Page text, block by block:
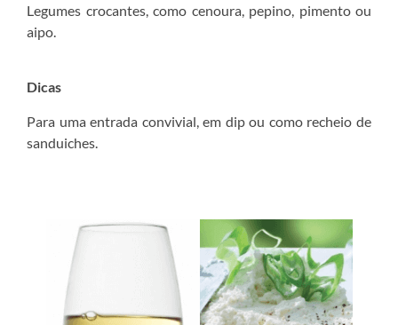
Legumes crocantes, como cenoura, pepino, pimento ou
aipo.
Dicas
Para uma entrada convivial, em dip ou como recheio de
sanduiches.